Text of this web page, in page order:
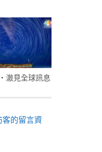
澈見全球訊息
的留言資